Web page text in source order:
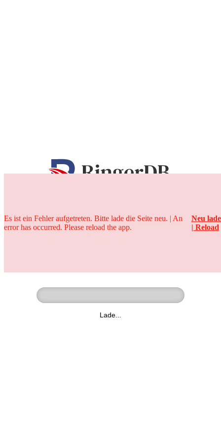
25 Jahre
Lade...
Es ist ein Fehler aufgetreten. Bitte lade die Seite neu. | An
error has occurred. Please reload the app.
Neu
| Reload